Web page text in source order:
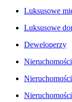
Luksusowe
Luksusowe
Deweloperzy